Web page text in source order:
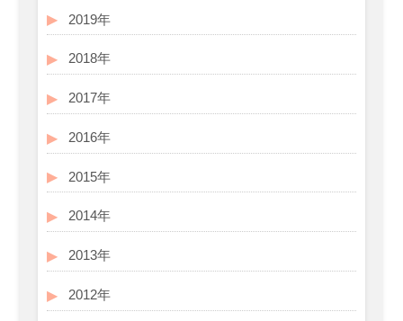
2019年
2018年
2017年
2016年
2015年
2014年
2013年
2012年